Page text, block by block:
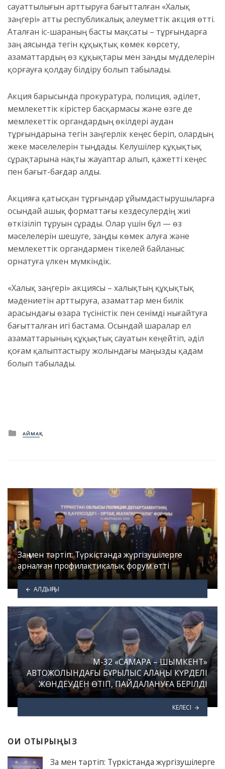
сауаттылығын арттыруға бағытталған «Халық
заңгері» атты республикалық әлеуметтік акция өтті.
Аталған іс-шараның басты мақсаты – тұрғындарға
заң аясында тегін құқықтық көмек көрсету,
азаматтардың өз құқықтары мен заңды мүдделерін
қорғауға қолдау білдіру болып табылады.
Акция барысында прокуратура, полиция, әділет,
мемлекеттік кірістер басқармасы және өзге де
мемлекеттік органдардың өкілдері аудан
тұрғындарына тегін заңгерлік кеңес беріп, олардың
жеке мәселелерін тыңдады. Келушілер құқықтық
сұрақтарына нақты жауаптар алып, қажетті кеңес
пен бағыт-бағдар алды.
Акцияға қатысқан тұрғындар ұйымдастырушыларға
осындай ашық форматтағы кездесулердің жиі
өткізіліп тұруын сұрады. Олар үшін бұл — өз
мәселелерін шешуге, заңды көмек алуға және
мемлекеттік органдармен тікелей байланыс
орнатуға үлкен мүмкіндік.
«Халық заңгері» акциясы – халықтың құқықтық
мәдениетін арттыруға, азаматтар мен билік
арасындағы өзара түсіністік пен сенімді нығайтуға
бағытталған игі бастама. Осындай шаралар ел
азаматтарының құқықтық сауатын кеңейтіп, әділ
қоғам қалыптастыру жолындағы маңызды қадам
болып табылады.
Posted
in
АЙМАҚ
Заң мен тәртіп: Түркістанда жүргізушілерге
арналған профилактикалық форум өтті
АЛДЫҢҒЫ
М-32 «САМАРА – ШЫМКЕНТ»
АВТОЖОЛЫНДАҒЫ БҰРЫЛЫС АЛАҢЫ КҮРДЕЛІ
ЖӨНДЕУДЕН ӨТІП, ПАЙДАЛАНУҒА БЕРІЛДІ
КЕЛЕСІ
ОҚИ ОТЫРЫҢЫЗ
Заң мен тәртіп: Түркістанда жүргізушілерге